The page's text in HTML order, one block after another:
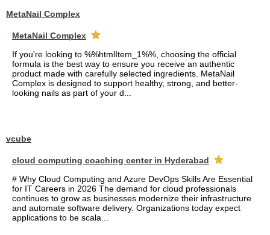
MetaNail Complex
MetaNail Complex
If you're looking to %%htmlItem_1%%, choosing the official
formula is the best way to ensure you receive an authentic
product made with carefully selected ingredients. MetaNail
Complex is designed to support healthy, strong, and better-
looking nails as part of your d...
vcube
cloud computing coaching center in Hyderabad
# Why Cloud Computing and Azure DevOps Skills Are Essential
for IT Careers in 2026 The demand for cloud professionals
continues to grow as businesses modernize their infrastructure
and automate software delivery. Organizations today expect
applications to be scala...